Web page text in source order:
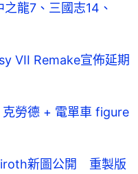
龍7、三國志14、
VII Remake宣佈延期
勞德 + 電單車 figure
新圖公開 重製版